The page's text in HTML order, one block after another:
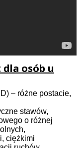
dla osób u
– różne postacie,
stawów,
o różnej
ciężkimi